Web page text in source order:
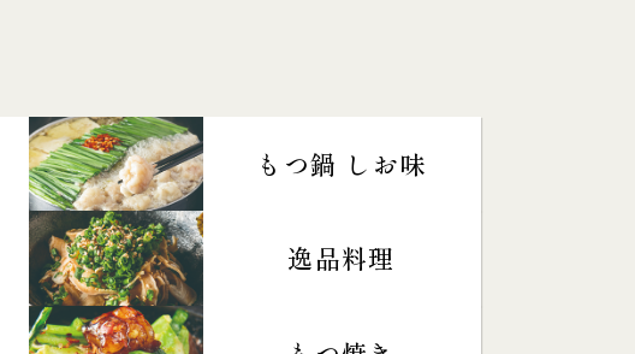
もつ鍋 しお味
逸品料理